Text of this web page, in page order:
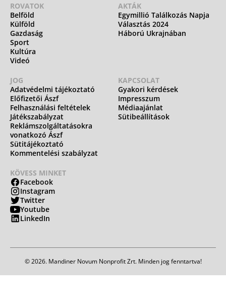
ROVATOK
Belföld
Külföld
Gazdaság
Sport
Kultúra
Videó
AKTÁK
Egymillió Találkozás Napja
Választás 2024
Háború Ukrajnában
JOG
Adatvédelmi tájékoztató
Előfizetői Ászf
Felhasználási feltételek
Játékszabályzat
Reklámszolgáltatásokra
vonatkozó Ászf
Sütitájékoztató
Kommentelési szabályzat
KAPCSOLAT
Gyakori kérdések
Impresszum
Médiaajánlat
Sütibeállítások
KÖVESS MINKET
Facebook
Instagram
Twitter
Youtube
LinkedIn
© 2026. Mandiner Novum Nonprofit Zrt. Minden jog fenntartva!